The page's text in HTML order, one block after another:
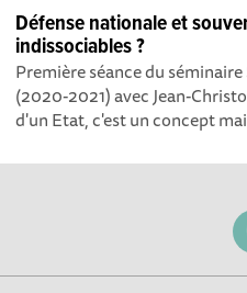
Défense nationale et
indissociables ?
Première séance du
(2020-2021) avec Jean-
d'un Etat, c'est un concept